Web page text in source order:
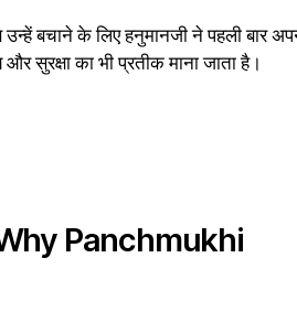
उन्हें बचाने के लिए हनुमानजी ने पहली बार
सुरक्षा का भी प्रतीक माना जाता है।
Panchmukhi